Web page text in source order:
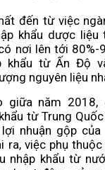
đến từ việc
khẩu dược
nơi lên tới 80%-
khẩu từ Ấn Độ
nguyên liệu
giữa năm 2018,
từ Trung
nhuận gộp
ra, việc phụ
nhập khẩu từ